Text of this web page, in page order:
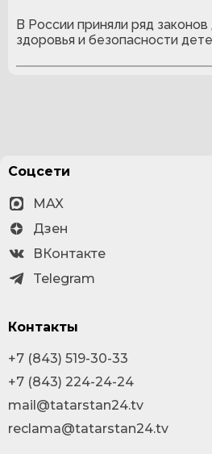
В России приняли ряд
здоровья и безопасности
Соцсети
MAX
Дзен
ВКонтакте
Telegram
Контакты
+7 (843) 519-30-33
+7 (843) 224-24-24
mail@tatarstan24.tv
reclama@tatarstan24.tv